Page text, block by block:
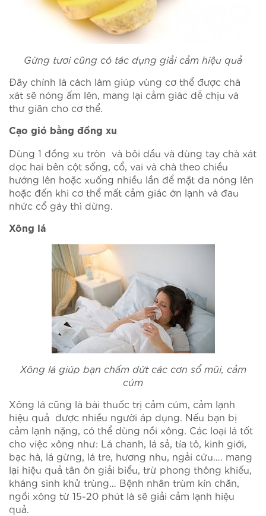
Gừng tươi cũng có tác dụng giải cảm hiệu quả
Đây chính là cách làm giúp vùng cơ thể được chà
xát sẽ nóng ấm lên, mang lại cảm giác dễ chịu và
thư giãn cho cơ thể.
Cạo gió bằng đồng xu
Dùng 1 đồng xu tròn và bôi dầu và dùng tay chà xát
dọc hai bên cột sống, cổ, vai và chà theo chiều
hướng lên hoặc xuống nhiều lần để mặt da nóng lên
hoặc đến khi cơ thể mất cảm giác ớn lạnh và đau
nhức cổ gáy thì dừng.
Xông lá
Xông lá giúp bạn chấm dứt các cơn sổ mũi, cảm
cúm
Xông lá cũng là bài thuốc trị cảm cúm, cảm lạnh
hiệu quả được nhiều người áp dụng. Nếu bạn bị
cảm lạnh nặng, có thể dùng nồi xông. Các loại lá tốt
cho việc xông như: Lá chanh, lá sả, tía tô, kinh giới,
bạc hà, lá gừng, lá tre, hương nhu, ngải cứu…. mang
lại hiệu quả tân ôn giải biểu, trừ phong thông khiếu,
kháng sinh khử trùng… Bệnh nhân trùm kín chăn,
ngồi xông từ 15-20 phút là sẽ giải cảm lạnh hiệu
quả.